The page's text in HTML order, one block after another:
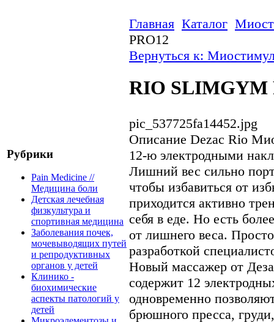
Рубрики
Pain Medicine //
Медицина боли
Детская лечебная
физкультура и
спортивная медицина
Заболевания почек,
мочевыводящих путей
и репродуктивных
органов у детей
Клинико -
биохимические
аспекты патологий у
детей
Главная Каталог
PRO12
Вернуться к:
RIO SLIMGYM
pic_537725fa14452.jpg
Описание Dezac Rio
12-ю электродными
Лишний вес сильно
чтобы избавиться от
приходится активно
себя в еде. Но есть
от лишнего веса.
разработкой
Новый массажер от
содержит 12
одновременно
брюшного пресса,